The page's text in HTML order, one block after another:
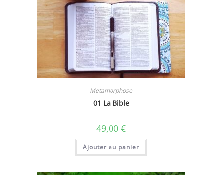
Metamorphose
01 La Bible
49,00 €
Ajouter au panier